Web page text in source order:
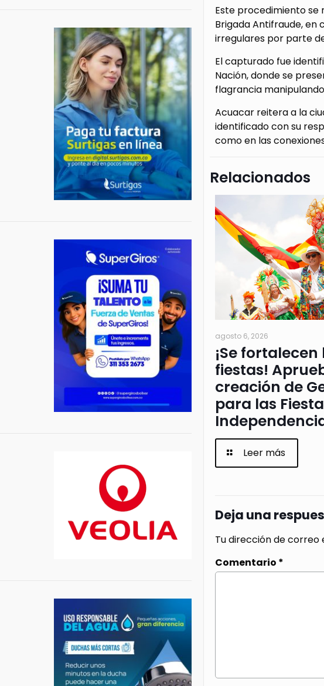
Este procedimiento se
Brigada Antifraude, en
irregulares por parte
El capturado fue
Nación, donde se
flagrancia
Acuacar reitera a la
identificado con su
como en las
Relacionados
agosto 6, 2026
¡Se fortalecen
fiestas!
creación de
para las
Leer más
Deja una
Tu dirección de
Comentario *